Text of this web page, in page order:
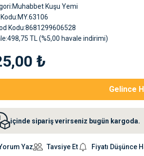
Muhabbet Kuşu Yemi
MY.63106
Kodu 8681299606528
498,75 TL (%5,00 havale indirimi)
₺
Gelince
içinde sipariş verirseniz bugün kargoda.
Yaz Tavsiye Et Fiyatı Düşünce